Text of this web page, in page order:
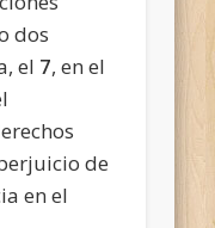
dos
el 7, en el
de
en el